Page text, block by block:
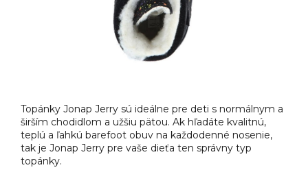
Topánky Jonap Jerry sú ideálne pre deti s normálnym a
širším chodidlom a užšiu pätou. Ak hľadáte kvalitnú,
teplú a ľahkú barefoot obuv na každodenné nosenie,
tak je Jonap Jerry pre vaše dieťa ten správny typ
topánky.